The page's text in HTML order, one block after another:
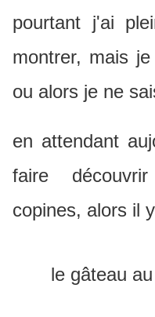
pourtant j'ai
montrer, mais
ou alors je ne
en attendant
faire
copines, alors il
le gâteau